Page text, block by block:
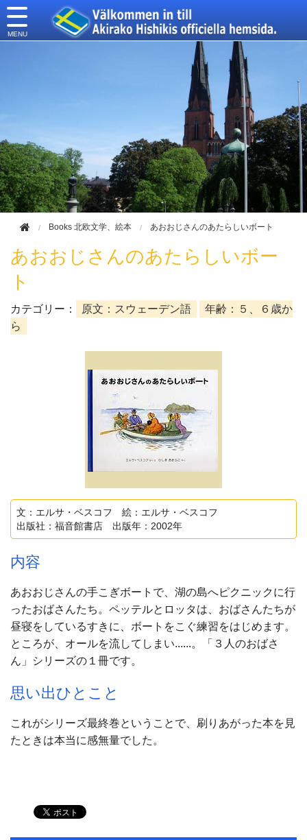
Books 北欧文学、絵本 あおおじさんのあたらしいボート
あおおじさんのあたらしいボー
ト
カテゴリー： 原文：スウェーデン語
年齢：５、６歳か
ら
文：エルサ・ベスコフ 絵：エルサ・ベスコフ
出版社：福音館書店 出版年：2002年
内容
あおおじさんの手こぎボートで、湖の島へピクニックに行
ったおばさんたち。ペッテルとロッタは、おばさんたちが
昼寝をしているすきに、ボートをこぐ練習をはじめます。
ところが、オールを流してしまい......。「３人のおばさ
ん」シリーズの１冊です。
思い出ひとこと
これがシリーズ最終巻ということで、刷りあがった本を見
たときは本当に感無量でした。